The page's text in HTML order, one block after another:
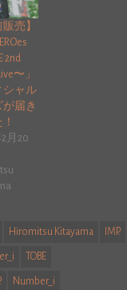
販売】
2nd
〜」
シャル
が届き
月20
Hiromitsu Kitayama IMP.
TOBE
Number_i